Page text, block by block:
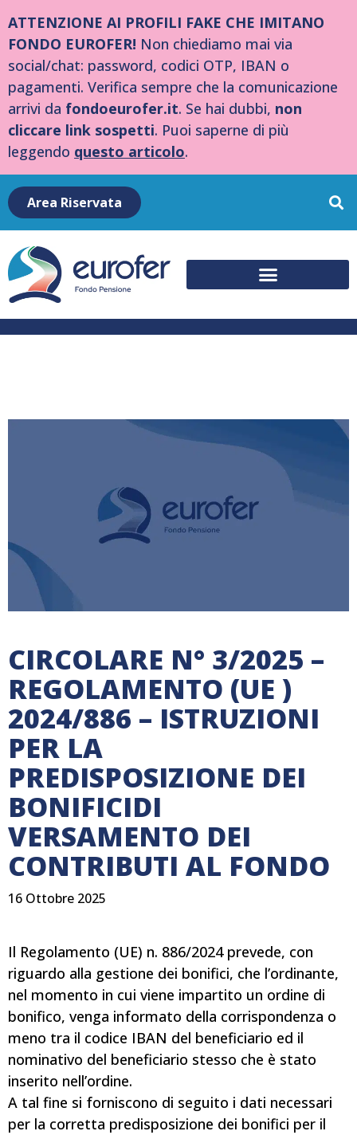
ATTENZIONE AI PROFILI FAKE CHE IMITANO
FONDO EUROFER! Non chiediamo mai via
social/chat: password, codici OTP, IBAN o
pagamenti. Verifica sempre che la comunicazione
arrivi da fondoeurofer.it. Se hai dubbi, non
cliccare link sospetti. Puoi saperne di più
leggendo questo articolo.
Area Riservata
CIRCOLARE N° 3/2025 –
REGOLAMENTO (UE )
2024/886 – ISTRUZIONI
PER LA
PREDISPOSIZIONE DEI
BONIFICIDI
VERSAMENTO DEI
CONTRIBUTI AL FONDO
16 Ottobre 2025
Il Regolamento (UE) n. 886/2024 prevede, con
riguardo alla gestione dei bonifici, che l’ordinante,
nel momento in cui viene impartito un ordine di
bonifico, venga informato della corrispondenza o
meno tra il codice IBAN del beneficiario ed il
nominativo del beneficiario stesso che è stato
inserito nell’ordine.
A tal fine si forniscono di seguito i dati necessari
per la corretta predisposizione dei bonifici per il